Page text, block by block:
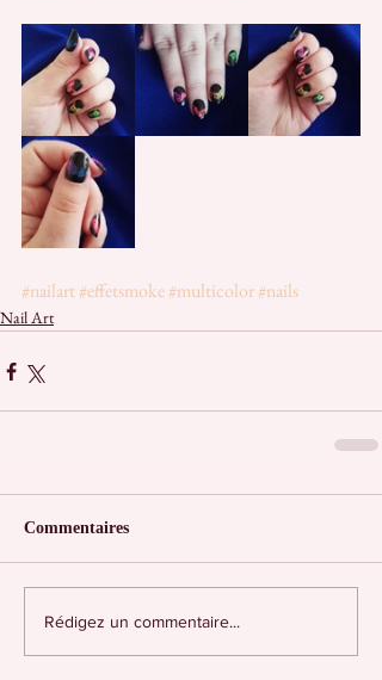
#nailart#effetsmoke#multicolor#nails
Nail Art
Commentaires
Rédigez un commentaire...